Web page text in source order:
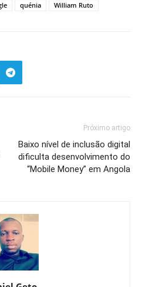
quénia William Ruto
Próximo artigo
Baixo nível de inclusão digital
dificulta desenvolvimento do
“Mobile Money” em Angola